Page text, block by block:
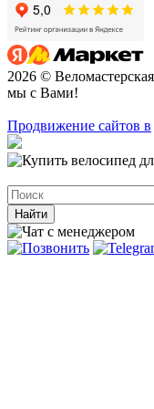
2026 ©
мы с Вами!
Продвижение сайтов в
Найти